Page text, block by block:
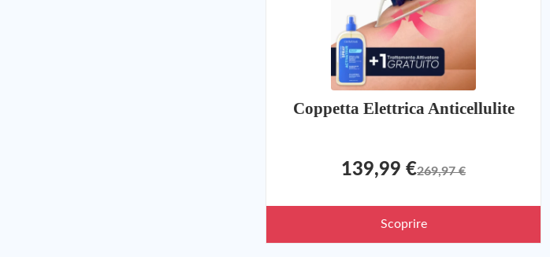
Coppetta Elettrica Anticellulite
139,99 €269,97 €
Scoprire